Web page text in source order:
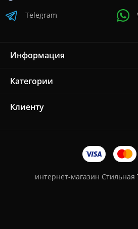
Telegram
Информация
Категории
Клиенту
интернет-магазин